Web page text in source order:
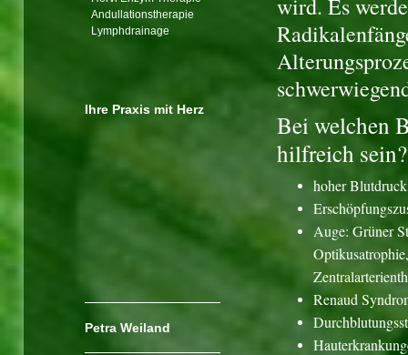
wird. Es
Bei welchen
hilfreich sein?
hoher Blutdruck
Auge: Grüner
Renaud
Andullationstherapie
Lymphdrainage
Ihre Praxis mit Herz
Petra Weiland